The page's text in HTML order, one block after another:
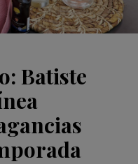
Batiste